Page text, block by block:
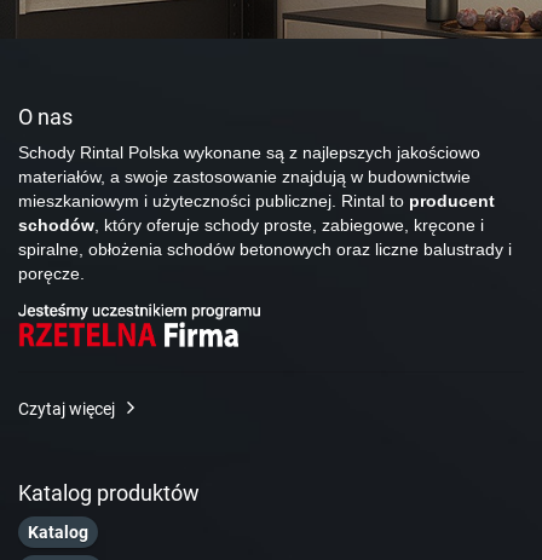
O nas
Schody Rintal Polska wykonane są z najlepszych jakościowo
materiałów, a swoje zastosowanie znajdują w budownictwie
mieszkaniowym i użyteczności publicznej. Rintal to producent
schodów, który oferuje schody proste, zabiegowe, kręcone i
spiralne, obłożenia schodów betonowych oraz liczne balustrady i
poręcze.
Czytaj więcej
Katalog produktów
Katalog